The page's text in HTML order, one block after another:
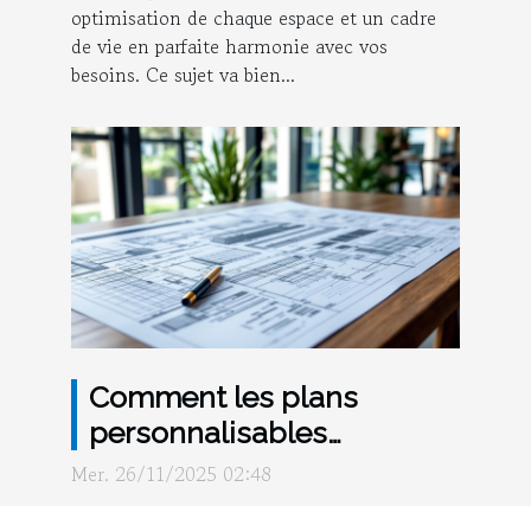
optimisation de chaque espace et un cadre
de vie en parfaite harmonie avec vos
besoins. Ce sujet va bien...
Comment les plans
personnalisables
transforment-ils votre
Mer. 26/11/2025 02:48